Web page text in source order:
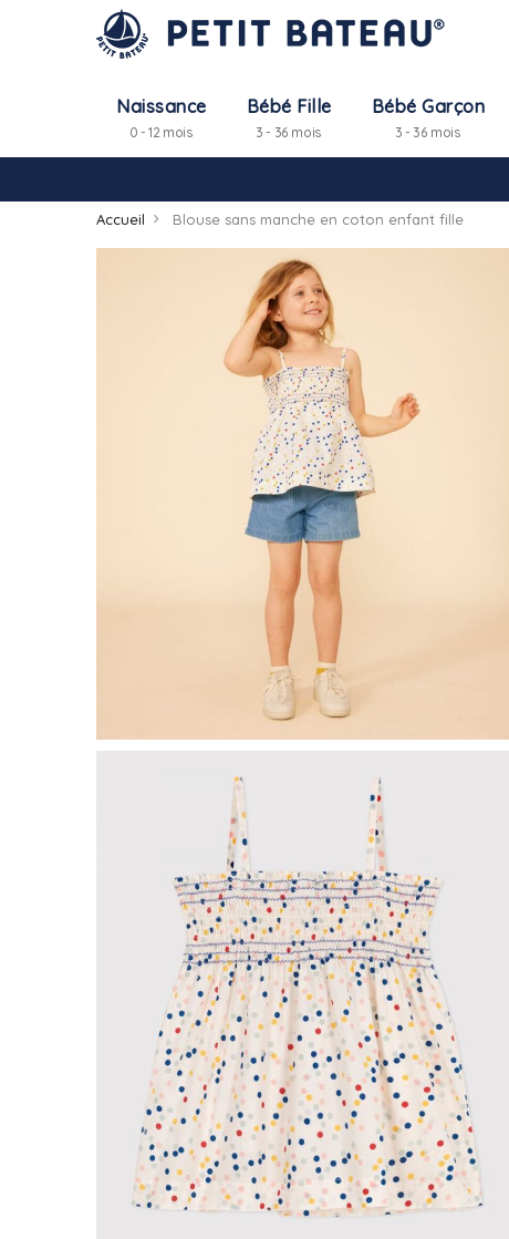
Naissance
0 - 12 mois
Bébé Fille
3 - 36 mois
Bébé Garçon
3 - 36 mois
Accueil Blouse sans manche en coton enfant fille